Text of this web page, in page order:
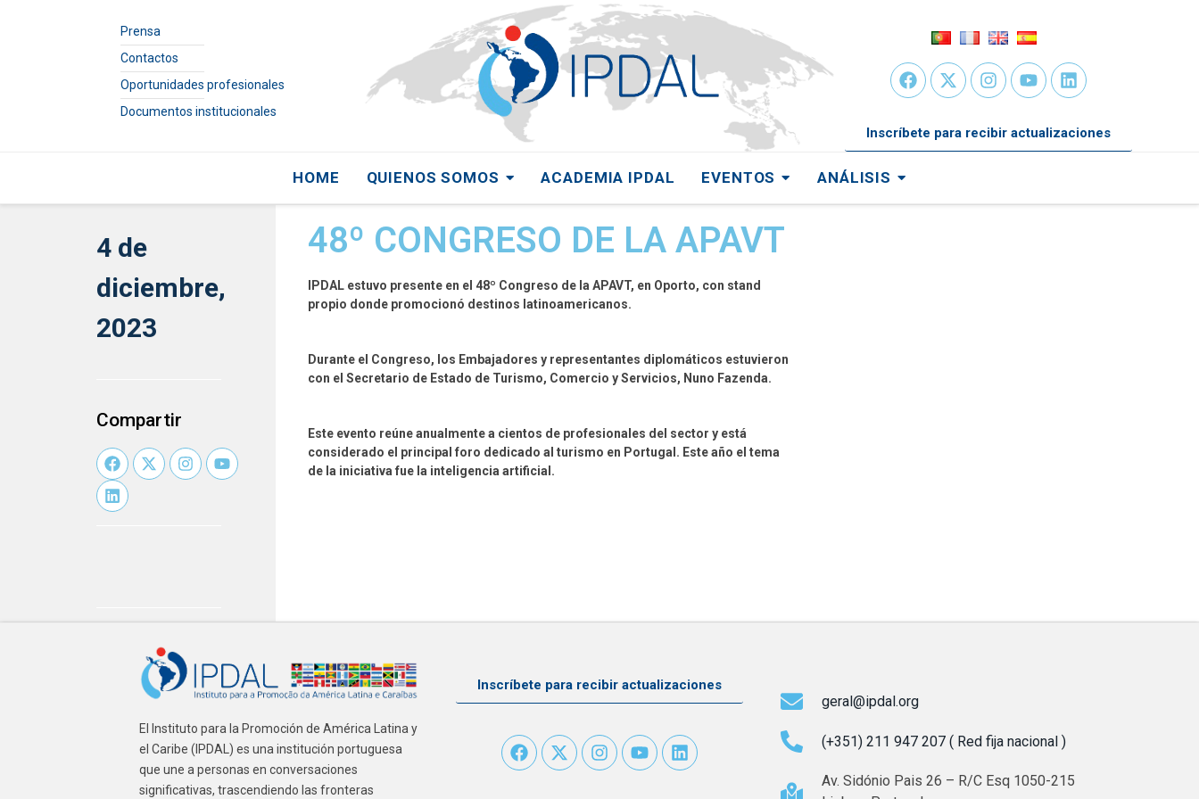
Prensa
Contactos
Oportunidades profesionales
Documentos institucionales
Inscríbete para recibir actualizaciones
HOME QUIENOS SOMOS ACADEMIA IPDAL EVENTOS ANÁLISIS
4 de
diciembre,
2023
Compartir
48º CONGRESO DE LA APAVT
IPDAL estuvo presente en el 48º Congreso de la APAVT, en Oporto, con stand
propio donde promocionó destinos latinoamericanos.
Durante el Congreso, los Embajadores y representantes diplomáticos estuvieron
con el Secretario de Estado de Turismo, Comercio y Servicios, Nuno Fazenda.
Este evento reúne anualmente a cientos de profesionales del sector y está
considerado el principal foro dedicado al turismo en Portugal. Este año el tema
de la iniciativa fue la inteligencia artificial.
El Instituto para la Promoción de América Latina y
el Caribe (IPDAL) es una institución portuguesa
que une a personas en conversaciones
significativas, trascendiendo las fronteras
Inscríbete para recibir actualizaciones
geral@ipdal.org
(+351) 211 947 207 ( Red fija nacional )
Av. Sidónio Pais 26 – R/C Esq 1050-215